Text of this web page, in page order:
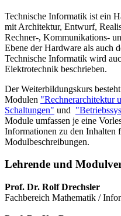
Technische Informatik ist ein
mit Architektur, Entwurf,
Rechner-, Kommunikations-
Ebene der Hardware als auch
Technische Informatik wird
Elektrotechnik beschrieben.
Der Weiterbildungskurs
Modulen "Rechnerarchitektur
Schaltungen" und
Module umfassen je eine
Informationen zu den Inhalten
Modulbeschreibungen.
Lehrende und
Prof. Dr. Rolf Drechsler
Fachbereich Mathematik /